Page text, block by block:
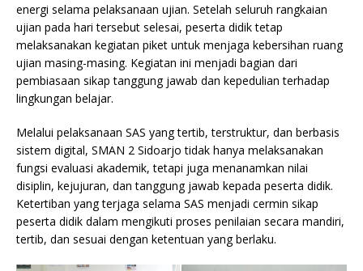
energi selama pelaksanaan ujian. Setelah seluruh rangkaian
ujian pada hari tersebut selesai, peserta didik tetap
melaksanakan kegiatan piket untuk menjaga kebersihan ruang
ujian masing-masing. Kegiatan ini menjadi bagian dari
pembiasaan sikap tanggung jawab dan kepedulian terhadap
lingkungan belajar.
Melalui pelaksanaan SAS yang tertib, terstruktur, dan berbasis
sistem digital, SMAN 2 Sidoarjo tidak hanya melaksanakan
fungsi evaluasi akademik, tetapi juga menanamkan nilai
disiplin, kejujuran, dan tanggung jawab kepada peserta didik.
Ketertiban yang terjaga selama SAS menjadi cermin sikap
peserta didik dalam mengikuti proses penilaian secara mandiri,
tertib, dan sesuai dengan ketentuan yang berlaku.